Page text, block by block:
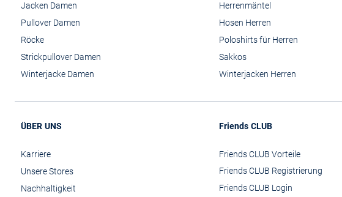
Jacken Damen
Pullover Damen
Röcke
Strickpullover Damen
Winterjacke Damen
Herrenmäntel
Hosen Herren
Poloshirts für Herren
Sakkos
Winterjacken Herren
ÜBER UNS
Karriere
Unsere Stores
Nachhaltigkeit
Friends CLUB
Friends CLUB Vorteile
Friends CLUB Registrierung
Friends CLUB Login